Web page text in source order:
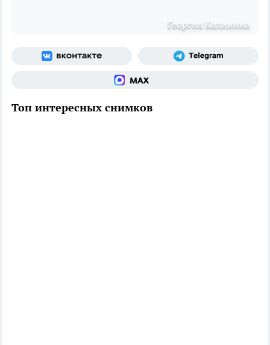
Георгия Калинина
Топ интересных снимков